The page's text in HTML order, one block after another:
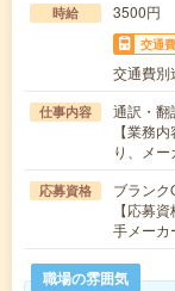
時給 3500円
交通費
交通費別
仕事内容
通訳・翻
【業務
り、メ
応募資格
ブランク
【応募
手メー
職場の雰囲気